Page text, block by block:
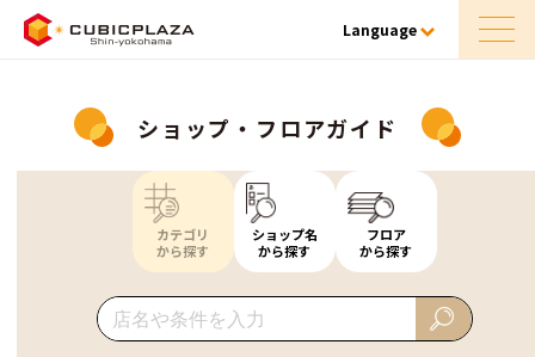
Language
ショップ・フロアガイド
カテゴリ
から探す
ショップ名
から探す
フロア
から探す